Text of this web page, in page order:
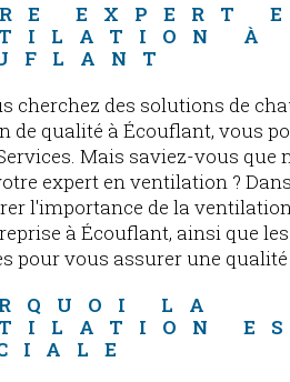
EXPERT
À
cherchez des solutions de
de qualité à Écouflant, vous
Mais saviez-vous que
expert en ventilation ?
l'importance de la
à Écouflant, ainsi que
pour vous assurer une
LA